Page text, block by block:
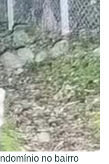
no bairro